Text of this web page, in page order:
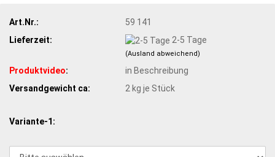
Art.Nr.:
59 141
Lieferzeit:
2-5 Tage
(Ausland abweichend)
Produktvideo:
in Beschreibung
Versandgewicht ca:
2 kg je Stück
Variante-1: